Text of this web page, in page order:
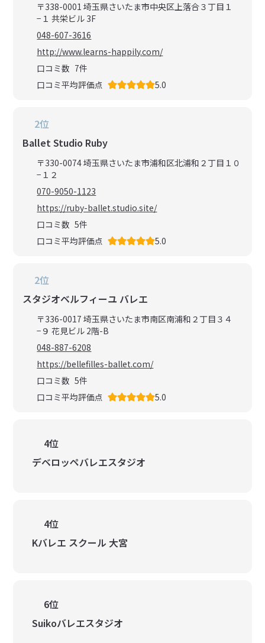
〒338-0001 埼玉県さいたま市中央区上落合３丁目１
−１ 共栄ビル 3F
048-607-3616
http://www.learns-happily.com/
口コミ数 7件
口コミ平均評価点
5.0
2位
Ballet Studio Ruby
〒330-0074 埼玉県さいたま市浦和区北浦和２丁目１０
−１２
070-9050-1123
https://ruby-ballet.studio.site/
口コミ数 5件
口コミ平均評価点
5.0
2位
スタジオベルフィーユ バレエ
〒336-0017 埼玉県さいたま市南区南浦和２丁目３４
−９ 花見ビル 2階-B
048-887-6208
https://bellefilles-ballet.com/
口コミ数 5件
口コミ平均評価点
5.0
4位
デベロッペバレエスタジオ
4位
Kバレエ スクール 大宮
6位
Suikoバレエスタジオ